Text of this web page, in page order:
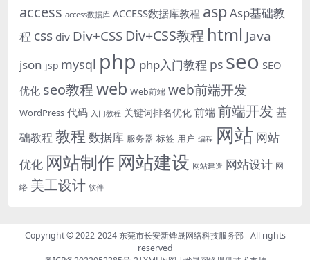
access access数据库 ACCESS数据库教程 asp Asp基础教
程 css div Div+CSS Div+CSS教程 html Java
json jsp mysql php php入门教程 ps seo SEO
优化 seo教程web Web前端 web前端开发
WordPress 代码 入门教程 关键词排名优化 前端 前端开发 基
础教程 教程 数据库 服务器 标签 用户 编程 网站 网站
优化 网站制作 网站建设 网站建造 网站设计 网
络 美工设计 软件
Copyright © 2022-2024 东莞市长安新烨晟网络科技服务部- All rights
reserved